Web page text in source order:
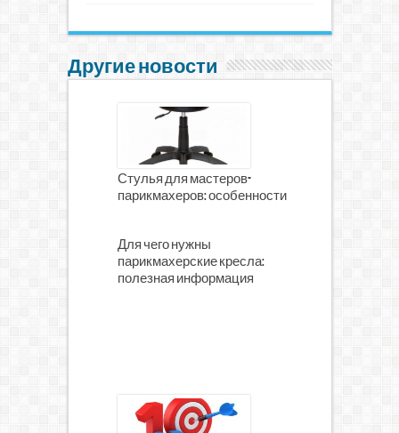
Другие новости
Стулья для мастеров-
парикмахеров: особенности
Для чего нужны
парикмахерские кресла:
полезная информация